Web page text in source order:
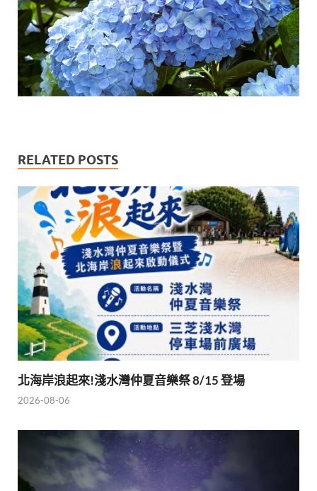
RELATED POSTS
北海岸浪起來!淺水灣仲夏音樂祭 8/15 登場
2026-08-06